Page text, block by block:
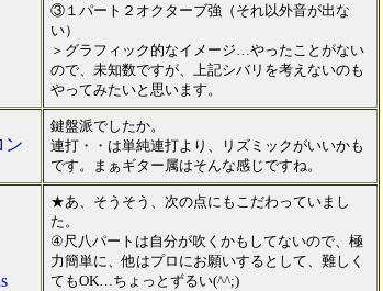
③１パート２オクターブ強（それ以外音が出な
い）
＞グラフィック的なイメージ…やったことがない
ので、未知数ですが、上記シバリを考えないのも
やってみたいと思います。
ン
鍵盤派でしたか。
連打・・は単純連打より、リズミックがいいかも
です。まぁギター属はそんな感じですね。
★あ、そうそう、次の点にもこだわっていまし
た。
④尺八パートは自分が吹くかもしてないので、極
力簡単に、他はプロにお願いするとして、難しく
てもOK…ちょっとずるい(^^;)